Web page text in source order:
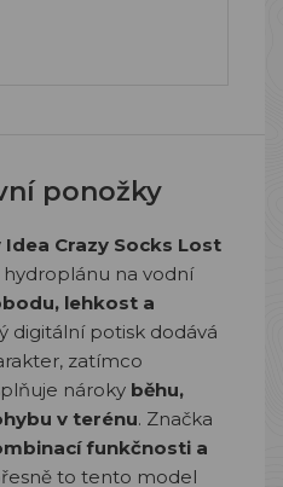
ponožky
Idea Crazy Socks Lost
na vodní
lehkost a
digitální potisk dodává
zatímco
nároky běhu,
v terénu. Značka
funkčnosti a
to tento model